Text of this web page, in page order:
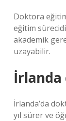
Doktora
eğitim
akademik
uzayabilir.
İrlanda
İrlanda’da
yıl sürer ve